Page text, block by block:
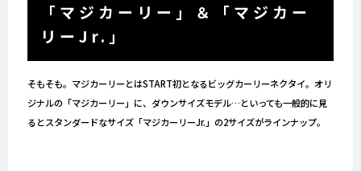
「マジカーリー」＆「マジカー
リーJr.」
そもそも。マジカーリーとはSTART初となるビッグカーリーネクタイ。オリ
ジナルの「マジカーリー」に、ダウンサイズモデル…といっても一般的に見
るとスタンダードなサイズ「マジカーリーJr.」の2サイズがラインナップ。